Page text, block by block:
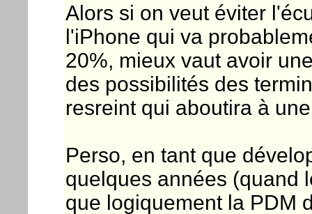
Alors si on veut éviter
l'iPhone qui va
20%, mieux vaut avoir
des possibilités des
resreint qui aboutira à
Perso, en tant que
quelques années (quand
que logiquement la PDM